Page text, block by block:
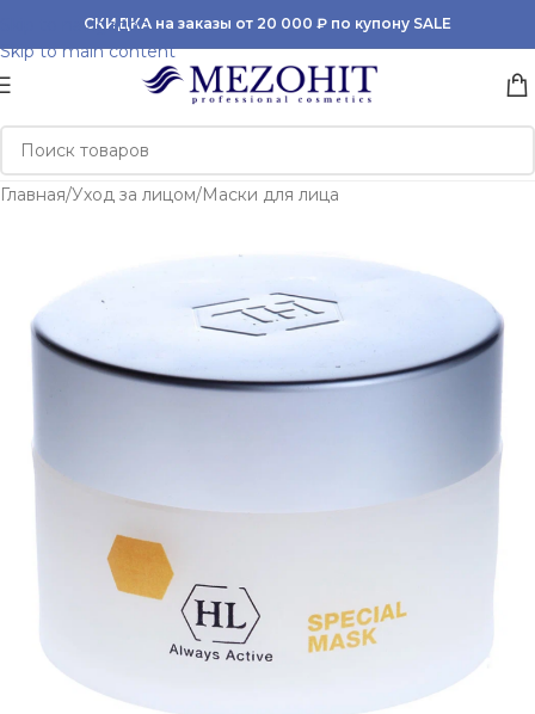
Skip to navigation
Skip to main content
СКИДКА на заказы от 20 000 ₽ по купону SALE
Главная/Уход за лицом/Маски для лица